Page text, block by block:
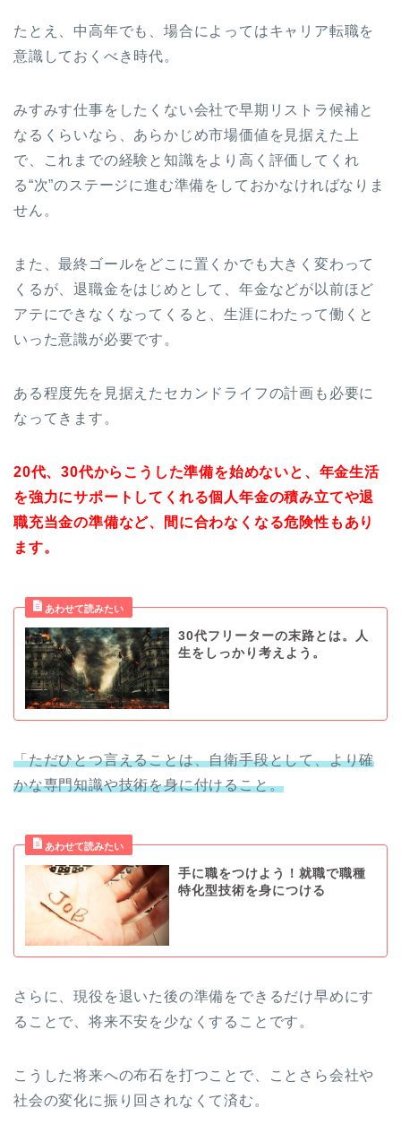
たとえ、中高年でも、場合によってはキャリア転職を
意識しておくべき時代。
みすみす仕事をしたくない会社で早期リストラ候補と
なるくらいなら、あらかじめ市場価値を見据えた上
で、これまでの経験と知識をより高く評価してくれ
る“次”のステージに進む準備をしておかなければなりま
せん。
また、最終ゴールをどこに置くかでも大きく変わって
くるが、退職金をはじめとして、年金などが以前ほど
アテにできなくなってくると、生涯にわたって働くと
いった意識が必要です。
ある程度先を見据えたセカンドライフの計画も必要に
なってきます。
20代、30代からこうした準備を始めないと、年金生活
を強力にサポートしてくれる個人年金の積み立てや退
職充当金の準備など、間に合わなくなる危険性もあり
ます。
30代フリーターの末路とは。人
生をしっかり考えよう。
「ただひとつ言えることは、自衛手段として、より確
かな専門知識や技術を身に付けること。
手に職をつけよう！就職で職種
特化型技術を身につける
さらに、現役を退いた後の準備をできるだけ早めにす
ることで、将来不安を少なくすることです。
こうした将来への布石を打つことで、ことさら会社や
社会の変化に振り回されなくて済む。